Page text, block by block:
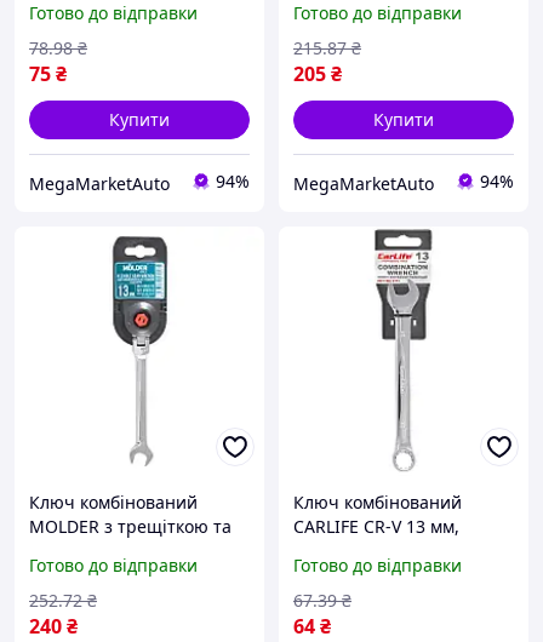
матове, сатинове
покриття, кільце під
кутом
Готово до відправки
75₴
78.98 ₴
Купити
MegaMarketAuto 94%
ванадієва сталь, 72-
зубцевий механізм,
Готово до відправки
205₴
215.87 ₴
Купити
MegaMarketAuto 94%
Ключ комбінований
MOLDER з трещіткою та
хромово-ванадієва сталь,
72-зубцевий механізм,
Готово до відправки
240₴
252.72 ₴
Ключ комбінований
CARLIFE CR-V 13 мм,
нікель-хромоване
покриття, кільце під
кутом 15°
Готово до відправки
64₴
67.39 ₴